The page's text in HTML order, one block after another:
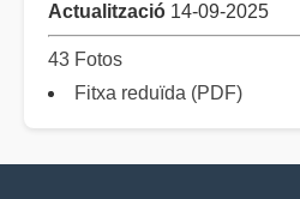
Actualització 14-09-2025
43 Fotos
Fitxa reduïda (PDF)